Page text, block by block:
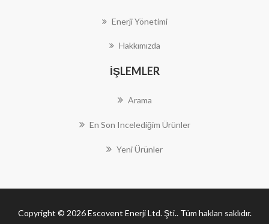
Enerji Yönetimi
Hakkımızda
İŞLEMLER
Arama
En Son Incelediğim Ürünler
Yeni Ürünler
Copyright © 2026 Escovent Enerji Ltd. Şti.. Tüm hakları saklıdır.